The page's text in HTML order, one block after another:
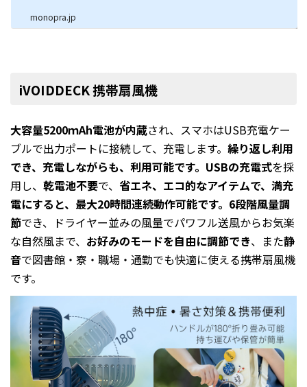
monopra.jp
iVOIDDECK 携帯扇風機
大容量5200ｍAh電池が内蔵され、スマホはUSB充電ケー
ブルで出力ポートに接続して、充電します。 繰り返し利用
でき、充電しながらも、利用可能です。USBの充電式を採
用し、 乾電池不要で、 省エネ、エコ的なアイテムで、満充
電にすると、最大20時間連続動作可能です。6段階風量調
節でき、ドライヤー並みの風量でパワフル送風からお気楽
な自然風まで、 お好みのモードを自由に調節でき、また静
音で図書館・寮・職場・通勤でも快適に使える携帯扇風機
です。